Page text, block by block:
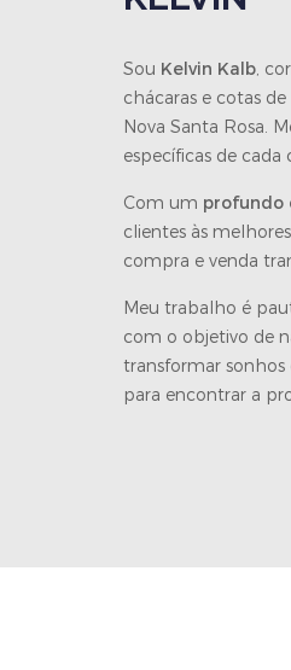
Sou Kelvin Kalb,
chácaras e cotas
Nova Santa Rosa.
específicas de
Com um profundo
clientes às
compra e venda
Meu trabalho é
com o objetivo de
transformar
para encontrar a